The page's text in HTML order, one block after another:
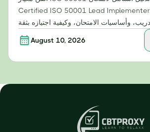
Certified ISO 50001 Lead Implementer. تعرّف على
August 10, 2026